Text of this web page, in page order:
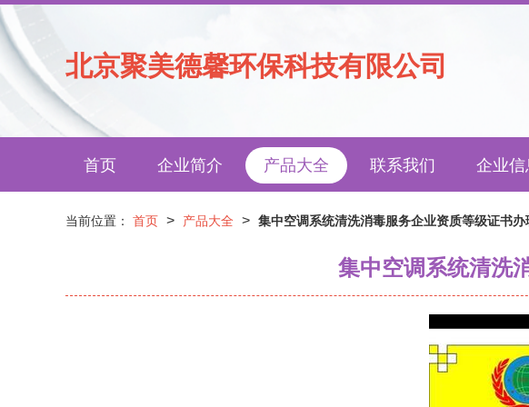
北京聚美德馨环保科技有限公司
首页 企业简介 产品大全 联系我们 企业信
当前位置： 首页 > 产品大全 > 集中空调系统清洗消毒服务企业资质等级证书办
集中空调系统清洗